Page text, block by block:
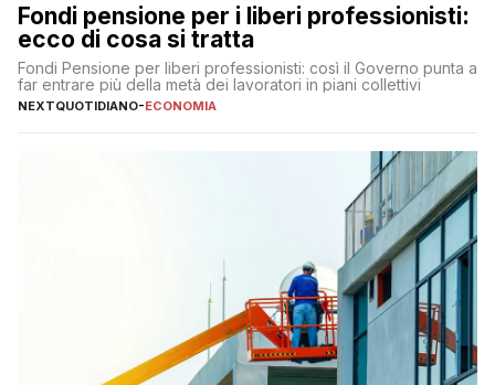
Fondi pensione per i liberi professionisti:
ecco di cosa si tratta
Fondi Pensione per liberi professionisti: così il Governo punta a
far entrare più della metà dei lavoratori in piani collettivi
NEXTQUOTIDIANO-ECONOMIA